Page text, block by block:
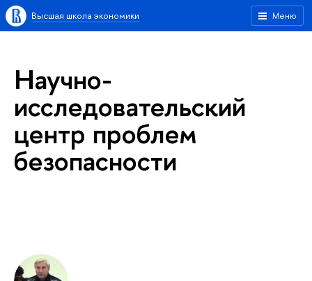
Меню
Высшая школа экономики
Научно-
исследовательский
центр проблем
безопасности